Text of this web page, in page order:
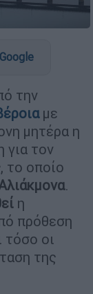
την
με
μητέρα η
για τον
, το οποίο
.
η
πρόθεση
τόσο οι
της